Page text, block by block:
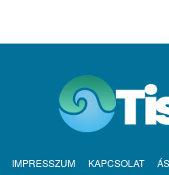
IMPRESSZUM KAPCSOLAT